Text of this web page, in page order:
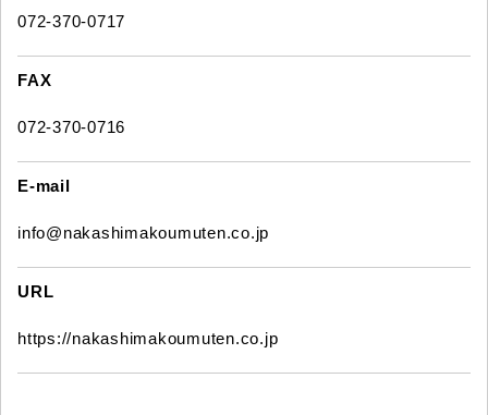
072-370-0717
FAX
072-370-0716
E-mail
info@nakashimakoumuten.co.jp
URL
https://nakashimakoumuten.co.jp